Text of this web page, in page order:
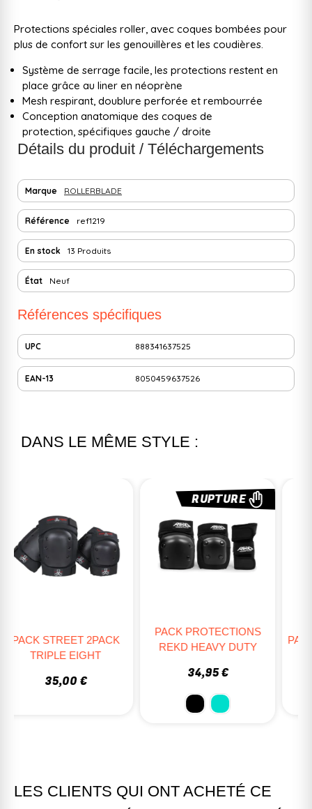
Protections spéciales roller, avec coques bombées pour
plus de confort sur les genouillères et les coudières.
Système de serrage facile, les protections restent en
place grâce au liner en néoprène
Mesh respirant, doublure perforée et rembourrée
Conception anatomique des coques de
protection, spécifiques gauche / droite
Détails du produit / Téléchargements
Marque ROLLERBLADE
Référence ref1219
En stock 13 Produits
État Neuf
Références spécifiques
UPC 888341637525
EAN-13 8050459637526
DANS LE MÊME STYLE :
REKD HEAVY DUTY
34,95 €
PACK DE PROTECTIONS
69,95 €
LES CLIENTS QUI ONT ACHETÉ CE